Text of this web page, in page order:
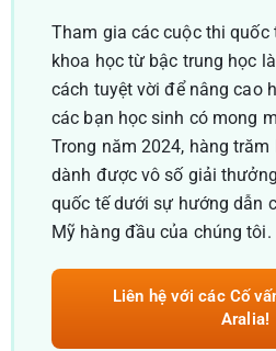
Tham gia các cuộc thi quốc
khoa học từ bậc trung học
cách tuyệt vời để nâng cao
các bạn học sinh có mong
Trong năm 2024, hàng
dành được vô số giải
quốc tế dưới sự hướng dẫn
Mỹ hàng đầu của chúng tôi.
Liên hệ với các Cố
Aralia!